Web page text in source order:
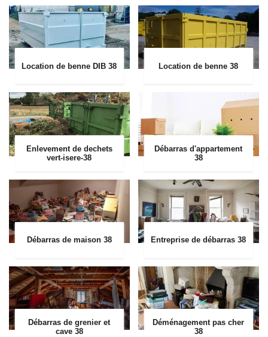
Location de benne DIB 38 Location de benne 38
Enlevement de dechets
vert-isere-38
Débarras d'appartement
38
Débarras de maison 38 Entreprise de débarras 38
Débarras de grenier et
cave 38
Déménagement pas cher
38